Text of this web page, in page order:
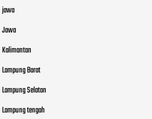
jawa
Jawa
Kalimantan
Lampung Barat
Lampung Selatan
Lampung tengah